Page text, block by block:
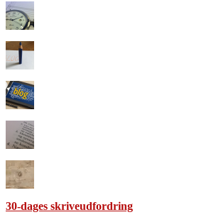
30-dages skriveudfordring